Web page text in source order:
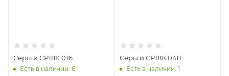
Серьги СР18К 016
Есть в наличии: 6
Серьги СР18К 048
Есть в наличии: 1